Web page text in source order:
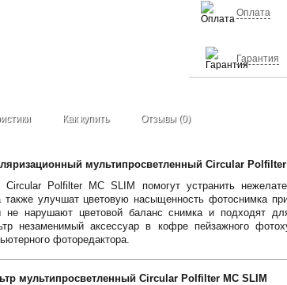
Оплата
Гарантия
Как купить Отзывы (0)
мультипросветленный Circular Polfilter
Circular Polfilter MC SLIM помогут устранить
также улучшат цветовую насыщенность фотоснимка
нарушают цветовой баланс снимка и подходят
незаменимый аксессуар в кофре пейзажного
фоторедактора.
мультипросветленный Circular Polfilter MC SLIM